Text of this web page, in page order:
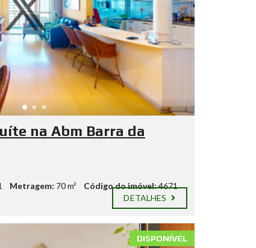
na Abm Barra da
Metragem: 70 m² Código do imóvel:4671
DETALHES
DISPONÍVEL